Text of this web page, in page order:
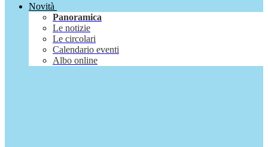
Novità
Panoramica
Le notizie
Le circolari
Calendario eventi
Albo online